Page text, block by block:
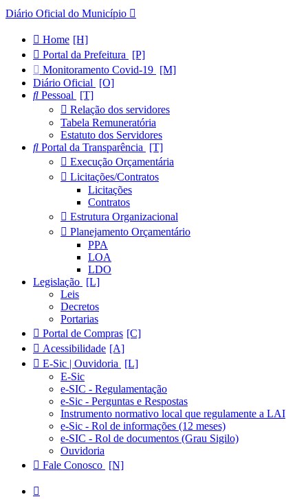
Diário Oficial do Município
Home
Portal da Prefeitura
Monitoramento Covid-19
Diário Oficial
Pessoal
Relação dos servidores
Tabela Remuneratória
Estatuto dos Servidores
Portal da Transparência
Execução Orçamentária
Licitações/Contratos
Licitações
Contratos
Estrutura Organizacional
Planejamento Orçamentário
PPA
LOA
LDO
Legislação
Leis
Decretos
Portarias
Portal de Compras
Acessibilidade
E-Sic | Ouvidoria
E-Sic
e-SIC - Regulamentação
e-Sic - Perguntas e Respostas
Instrumento normativo local que regulamente a LAI
e-Sic - Rol de informações (12 meses)
e-SIC - Rol de documentos (Grau Sigilo)
Ouvidoria
Fale Conosco